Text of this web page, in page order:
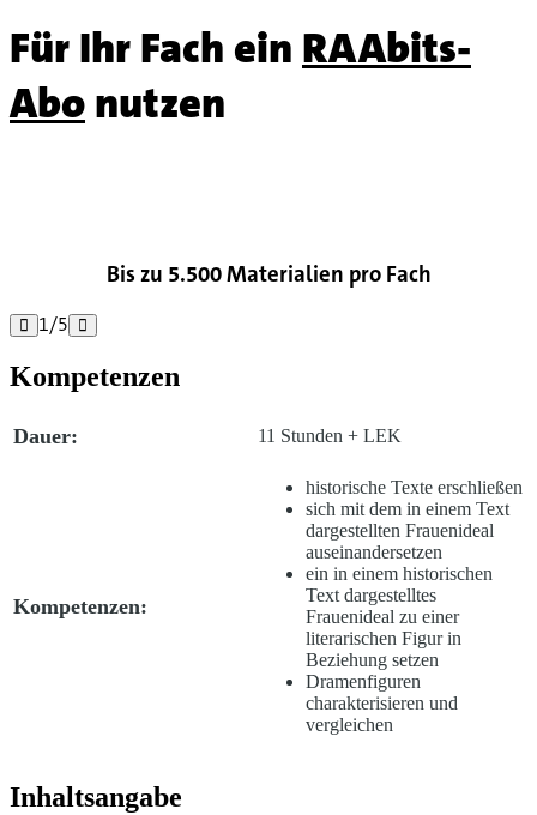
Für Ihr Fach ein RAAbits-
Abonutzen
Bis zu 5.500 Materialien pro Fach
 1/5 
Kompetenzen
Dauer: 11 Stunden + LEK
Kompetenzen:
historische Texte erschließen
sich mit dem in einem Text
dargestellten Frauenideal
auseinandersetzen
ein in einem historischen
Text dargestelltes
Frauenideal zu einer
literarischen Figur in
Beziehung setzen
Dramenfiguren
charakterisieren und
vergleichen
Inhaltsangabe